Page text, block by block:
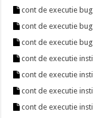
cont de executie
cont de executie
cont de executie
cont de executie
cont de executie
cont de executie
cont de executie